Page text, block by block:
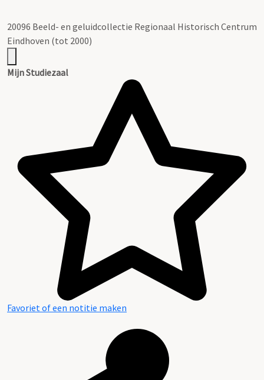
20096 Beeld- en geluidcollectie Regionaal Historisch Centrum
Eindhoven (tot 2000)
Mijn Studiezaal
Favoriet of een notitie maken